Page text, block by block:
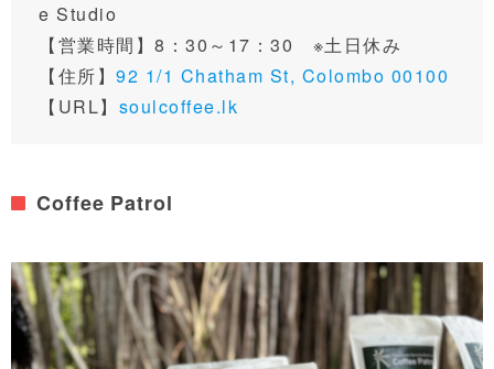
e Studio
【営業時間】8：30～17：30 ※土日休み
【住所】 92 1/1 Chatham St, Colombo 00100
【URL】 soulcoffee.lk
Coffee Patrol